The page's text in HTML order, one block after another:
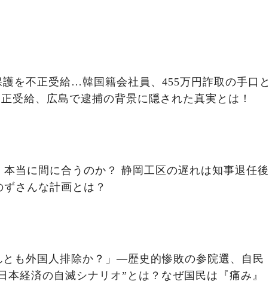
を不正受給…韓国籍会社員、455万円詐取の手口と
受給、広島で逮捕の背景に隠された真実とは！
本当に間に合うのか？ 静岡工区の遅れは知事退任後
さんな計画とは？
とも外国人排除か？」―歴史的惨敗の参院選、自民
本経済の自滅シナリオ”とは？なぜ国民は『痛み』